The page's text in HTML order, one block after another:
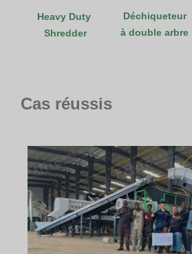
Heavy Duty
Shredder
Déchiqueteur
à double arbre
Cas réussis